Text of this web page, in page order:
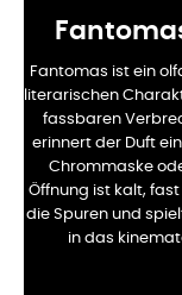
Fantomas ist ein
literarischen
fassbaren
erinnert der Duft
Chrommaske
Öffnung ist kalt,
die Spuren und
in das